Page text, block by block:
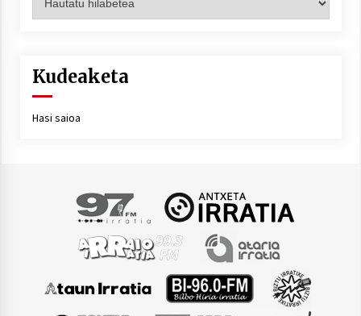
Kudeaketa
Hasi saioa